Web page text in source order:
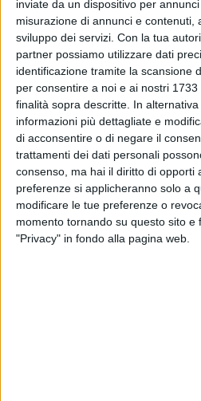
inviate da un dispositivo per
misurazione di annunci e contenuti,
sviluppo dei servizi. Con la tua
partner possiamo utilizzare dati
identificazione tramite la scansione
per consentire a noi e ai nostri
finalità sopra descritte. In
informazioni più dettagliate e
di acconsentire o di negare il
trattamenti dei dati personali
consenso, ma hai il diritto di opporti
preferenze si applicheranno solo a
modificare le tue preferenze o
momento tornando su questo sito e
"Privacy" in fondo alla pagina web.
merito a eventuali
proprio il Consiglio comunale, per
approvare la procedura ad
l'affidamento dello stadio
approderà in aula entro la
L'amministrazione comunale, in
comma 1 lett. a) e 15 del d.lgs.
parità tra gli operatori,
informazione alla collettività e
contrattuale, quella della
intenzione di procedere con
dell'impianto sportivo a soggetti